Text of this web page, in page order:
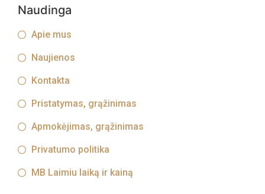
Naudinga
Apie mus
Naujienos
Kontakta
Pristatymas, grąžinimas
Apmokėjimas, grąžinimas
Privatumo politika
MB Laimiu laiką ir kainą